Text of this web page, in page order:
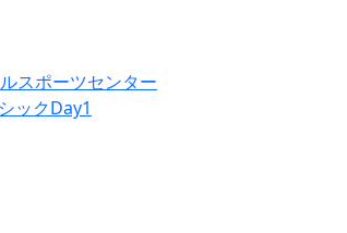
スポーツセンター
ックDay1